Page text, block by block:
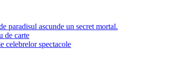
paradisul ascunde un secret mortal.
de carte
celebrelor spectacole